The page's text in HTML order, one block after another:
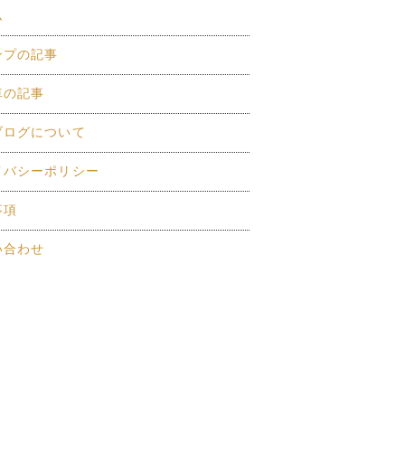
プの記事
の記事
ログについて
バシーポリシー
項
合わせ